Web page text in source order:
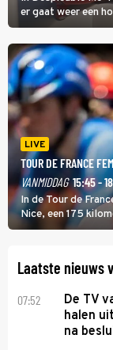
er gaat weer een
LIVE
TOUR DE FRANCE
VANMIDDAG 15:45 -
In de Tour de
Nice, een 175
midden. Dat is
Laatste nieuws
07:52
De TV
halen
na